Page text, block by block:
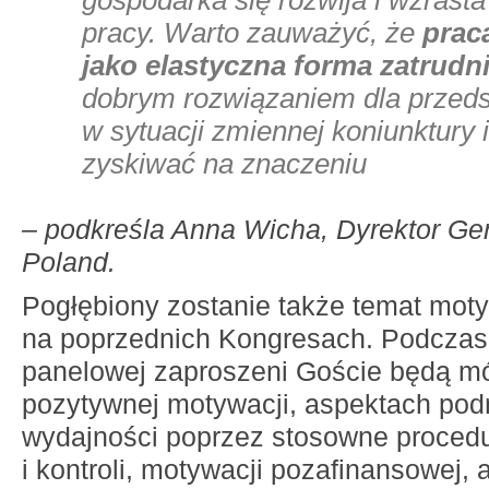
pracy. Warto zauważyć, że
jako elastyczna forma
dobrym rozwiązaniem dla
w sytuacji zmiennej koniunktury
zyskiwać na znaczeniu
– podkreśla Anna Wicha, Dyrektor
Poland.
Pogłębiony zostanie także temat
na poprzednich Kongresach.
panelowej zaproszeni Goście będą
pozytywnej motywacji, aspektach
wydajności poprzez stosowne
i kontroli, motywacji pozafinansowej,